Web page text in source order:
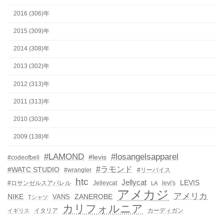
2016 (306)年
2015 (309)年
2014 (308)年
2013 (302)年
2012 (313)年
2011 (313)年
2010 (303)年
2009 (138)年
#codeofbell #LAMOND #levis #losangelsapparel
#WATC STUDIO #wrangler #ラモンド
#リーバイス
#ロサンゼルスアパレル
htc Jelleycat Jellycat LA levi's
LEVIS
NIKE
Tシャツ VANS ZANEROBE アメカジ アメリカ
イギリス イタリア カリフォルニア カーディガン